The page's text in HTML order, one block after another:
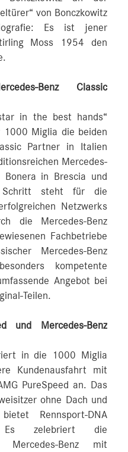
von Bonczkowitz
Es ist jener
Moss 1954 den
Benz Classic
in the best hands“
Miglia die beiden
Partner in Italien
Mercedes-
Bonera in Brescia und
Schritt steht für die
Netzwerks
die Mercedes-Benz
Fachbetriebe
Mercedes-Benz
kompetente
Angebot bei
Teilen.
und Mercedes-Benz
in die 1000 Miglia
Kundenausfahrt mit
PureSpeed an. Das
ohne Dach und
Rennsport-DNA
Es zelebriert die
Mercedes-Benz mit